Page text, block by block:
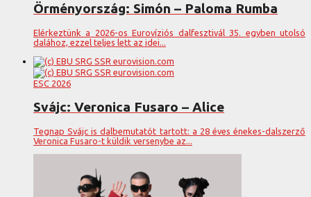
Örményország: Simón – Paloma Rumba
Elérkeztünk a 2026-os Eurovíziós dalfesztivál 35. egyben utolsó
dalához, ezzel teljes lett az idei...
ESC 2026
Svájc: Veronica Fusaro – Alice
Tegnap Svájc is dalbemutatót tartott: a 28 éves énekes-dalszerző
Veronica Fusaro-t küldik versenybe az...